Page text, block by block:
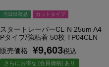
当日出荷品 カットタイプ
スタートレーパーCL-N 25um A4
Pタイプ/強粘着 50枚 TP04CLN
販売価格
¥9,603税込
さらにお得な [会員価格] あり